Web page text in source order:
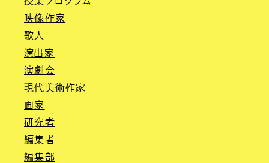
映像作家
歌人
演出家
演劇会
現代美術作家
画家
研究者
編集者
編集部